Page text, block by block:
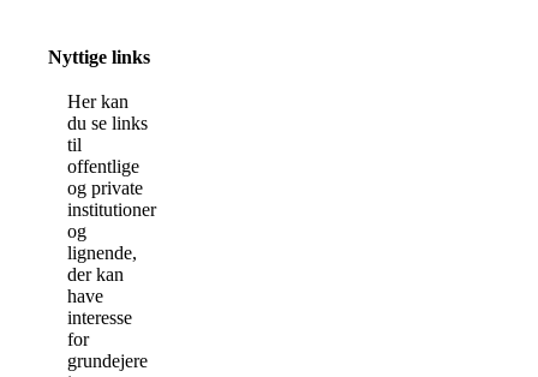
Nyttige links
Her kan
du se links
til
offentlige
og private
institutioner
og
lignende,
der kan
have
interesse
for
grundejere